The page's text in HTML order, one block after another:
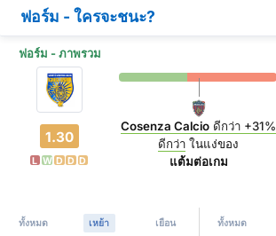
ฟอร์ม - ใครจะชนะ?
ฟอร์ม - ภาพรวม
1.30
L W D D D
Cosenza Calcio ดีกว่า +31%
ดีกว่า ในแง่ของ
แต้มต่อเกม
ทั้งหมด เหย้า เยือน ทั้งหมด